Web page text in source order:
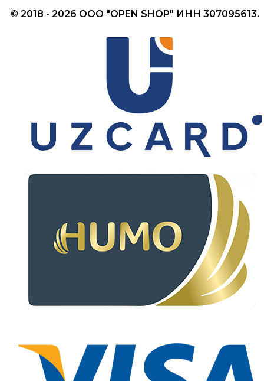
© 2018 - 2026 ООО "OPEN SHOP" ИНН 307095613.